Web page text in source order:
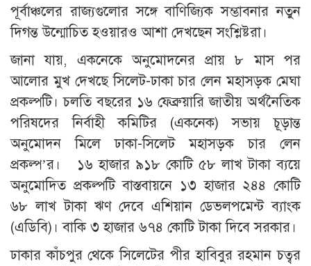
পূর্বাঞ্চলের রাজ্যগুলোর সঙ্গে বাণিজ্যিক সম্ভাবনার নতুন
দিগন্ত উন্মোচিত হওয়ারও আশা দেখছেন সংশ্লিষ্টরা।
জানা যায়, একনেকে অনুমোদনের প্রায় ৮ মাস পর
আলোর মুখ দেখছে সিলেট-ঢাকা চার লেন মহাসড়ক মেঘা
প্রকল্পটি। চলতি বছরের ১৬ ফেব্রুয়ারি জাতীয় অর্থনৈতিক
পরিষদের নির্বাহী কমিটির (একনেক) সভায় চূড়ান্ত
অনুমোদন মিলে ঢাকা-সিলেট মহাসড়ক চার লেন
প্রকল্প’র। ১৬ হাজার ৯১৮ কোটি ৫৮ লাখ টাকা ব্যয়ে
অনুমোদিত প্রকল্পটি বাস্তবায়নে ১৩ হাজার ২৪৪ কোটি
৬৮ লাখ টাকা ঋণ দেবে এশিয়ান ডেভলপমেন্ট ব্যাংক
(এডিবি)। বাকি ৩ হাজার ৬৭৪ কোটি টাকা দিবে সরকার।
ঢাকার কাঁচপুর থেকে সিলেটের পীর হাবিবুর রহমান চত্বর